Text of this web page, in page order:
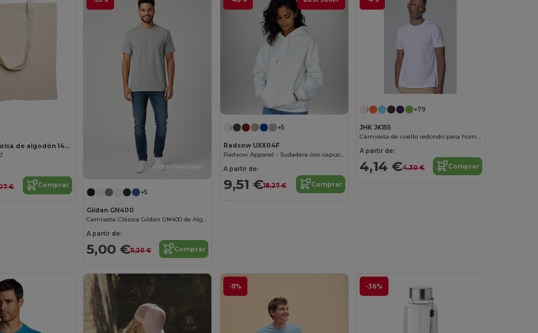
¡Personalízalo!
COTTONEL + Bolsa de algodón 140 gr / m²
€ Comprar
¡Personalízalo!
+5
Gildan GN400
Camiseta Clásica Gildan GN400 de Algodón
A partir de:
5,00 €11,20 € Comprar
+5
Radsow UXX04F
Radsow Apparel - Sudadera con capucha London para mujer
A partir de:
9,51 €18,27 € Comprar
+79
JHK JK155
Camiseta de cuello redondo para hombre 155
A partir de:
4,14 €4,30 € Comprar
-11% -36%